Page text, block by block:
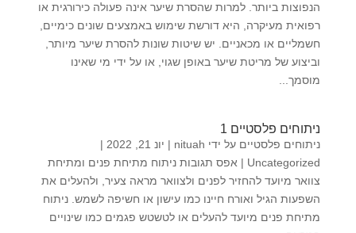
הנפוצות ביותר. למרות שהסרת שיער אינה פעולה כירורגית או
רפואית מעיקרה, היא דורשת שימוש באמצעים שונים כימיים,
חשמליים או מכאניים. יש שיטות שונות להסרת שיער מיותר,
וביצוע של מריטת שיער באופן שגוי, או על ידי מי שאינו
מוסמך...
ניתוחים פלסטיים 1
ניתוחים פלסטיים על ידי nituah | יונ 21, 2022 |
Uncategorized | אפס תגובות ניתוח מתיחת פנים ומתיחת
צוואר מיועד להחזיר לפנים ולצוואר מראה צעיר, ולהעלים את
השפעות הגיל ואורח חיינו כמו עישון או חשיפה לשמש. ניתוח
מתיחת פנים מיועד להעלים או לטשטש פגמים כמו שינויים